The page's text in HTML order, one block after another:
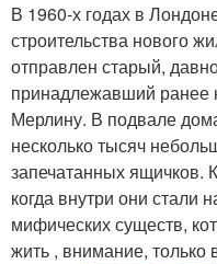
В 1960-х годах в
строительства нового
отправлен старый,
принадлежавший ранее
Мерлину. В подвале
несколько тысяч
запечатанных ящичков.
когда внутри они стали
мифических существ,
жить , внимание, только